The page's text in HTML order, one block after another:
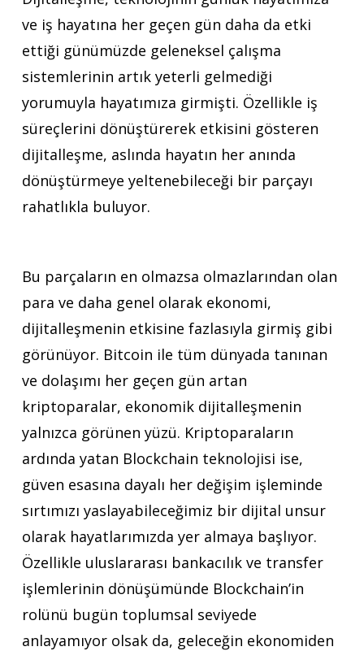
ve iş hayatına her geçen gün daha da etki
ettiği günümüzde geleneksel çalışma
sistemlerinin artık yeterli gelmediği
yorumuyla hayatımıza girmişti. Özellikle iş
süreçlerini dönüştürerek etkisini gösteren
dijitalleşme, aslında hayatın her anında
dönüştürmeye yeltenebileceği bir parçayı
rahatlıkla buluyor.
Bu parçaların en olmazsa olmazlarından olan
para ve daha genel olarak ekonomi,
dijitalleşmenin etkisine fazlasıyla girmiş gibi
görünüyor. Bitcoin ile tüm dünyada tanınan
ve dolaşımı her geçen gün artan
kriptoparalar, ekonomik dijitalleşmenin
yalnızca görünen yüzü. Kriptoparaların
ardında yatan Blockchain teknolojisi ise,
güven esasına dayalı her değişim işleminde
sırtımızı yaslayabileceğimiz bir dijital unsur
olarak hayatlarımızda yer almaya başlıyor.
Özellikle uluslararası bankacılık ve transfer
işlemlerinin dönüşümünde Blockchain’in
rolünü bugün toplumsal seviyede
anlayamıyor olsak da, geleceğin ekonomiden